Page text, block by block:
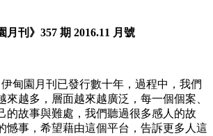
月刊》357 期 2016.11 月號
甸園月刊已發行數十年，過程中，我們
來越多，層面越來越廣泛，每一個個案、
的故事與難處，我們聽過很多感人的故
憾事，希望藉由這個平台，告訴更多人這